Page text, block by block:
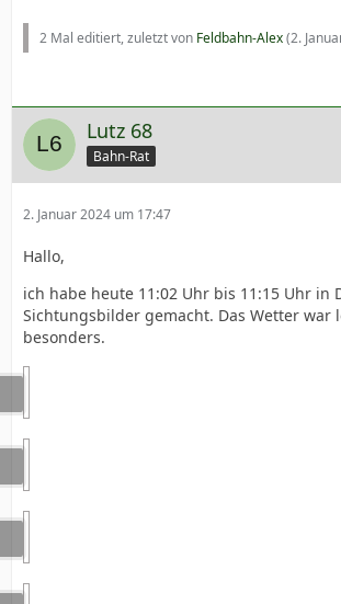
2 Mal editiert, zuletzt von Feldbahn-Alex(2.
Lutz 68
Bahn-Rat
2. Januar 2024 um 17:47
Hallo,
ich habe heute 11:02 Uhr bis 11:15 Uhr in
Sichtungsbilder gemacht. Das Wetter war
besonders.